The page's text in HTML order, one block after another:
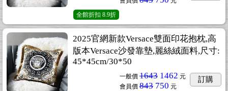
全館折扣 8.9折
2025官網新款Versace雙面印花抱枕,高
版本Versace沙發靠墊,麗絲絨面料,尺寸:
45*45cm/30*50
一般價 1643 1462 元
會員價 843 750 元
訂購